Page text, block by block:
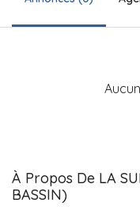
À Propos De LA
BASSIN)